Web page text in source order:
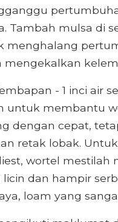
Tambah mulsa di
menghalang
mengekalkan
- 1 inci air
untuk membantu
dengan cepat,
retak lobak.
wortel mestilah
dan hampir
loam yang